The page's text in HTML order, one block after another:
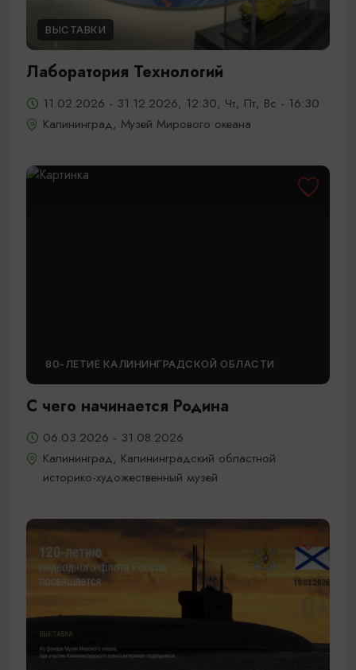
ВЫСТАВКИ
Лаборатория Технологий
11.02.2026 - 31.12.2026, 12:30, Чт, Пт, Вс - 16:30
Калининград, Музей Мирового океана
80-ЛЕТИЕ КАЛИНИНГРАДСКОЙ ОБЛАСТИ
С чего начинается Родина
06.03.2026 - 31.08.2026
Калининград, Калининградский областной
историко-художественный музей